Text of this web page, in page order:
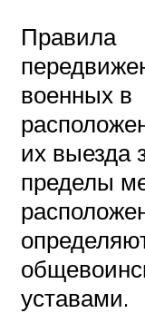
Правила
военных в
их выезда
пределы
уставами.